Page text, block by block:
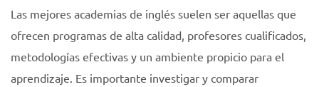
Las mejores academias de inglés suelen ser aquellas que
ofrecen programas de alta calidad, profesores cualificados,
metodologías efectivas y un ambiente propicio para el
aprendizaje. Es importante investigar y comparar